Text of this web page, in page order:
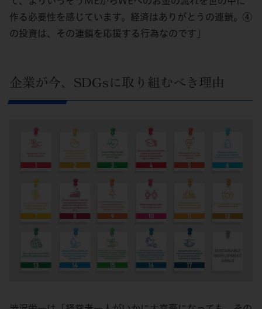
作る必要性を感じています。経済はありがとうの連鎖。④
の投資は、その連鎖を応援する行為なのです」
企業が今、SDGsに取り組むべき理由